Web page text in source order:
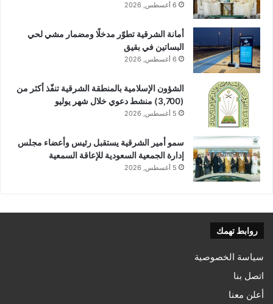
6 أغسطس, 2026
أمانة الشرقية تطوّر مدخلًا ومضمار مشي لحي
البساتين في بقيق
6 أغسطس, 2026
الشؤون الإسلامية بالمنطقة الشرقية تنفّذ أكثر من
(3,700) منشط دعوي خلال شهر يوليو
5 أغسطس, 2026
سمو أمير الشرقية يستقبل رئيس وأعضاء مجلس
إدارة الجمعية السعودية للإعاقة السمعية
5 أغسطس, 2026
روابط تهمك
سياسة الخصوصية
اتصل بنا
أعلن معنا